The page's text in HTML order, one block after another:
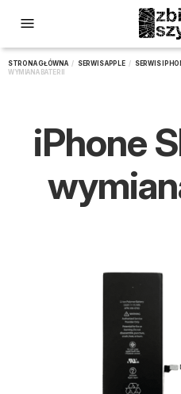
STRONA GŁÓWNA/ SERWIS APPLE/ SERWIS
WYMIANA BATERII
iPhone